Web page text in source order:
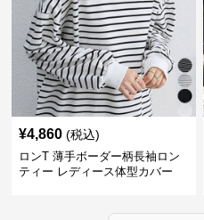
¥4,860 (税込)
ロンT 薄手ボーダー柄長袖ロン
ティー レディース体型カバー